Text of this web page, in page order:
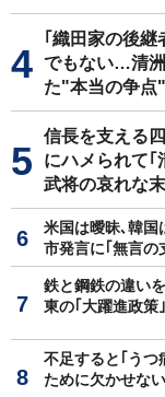
｢織田家の後継
でもない…清
た"本当の争点"
信長を支える
にハメられて｢
武将の哀れな
米国は曖昧､韓
市発言に｢無言の
鉄と鋼鉄の違い
東の｢大躍進政策
不足すると｢う
ために欠かせな